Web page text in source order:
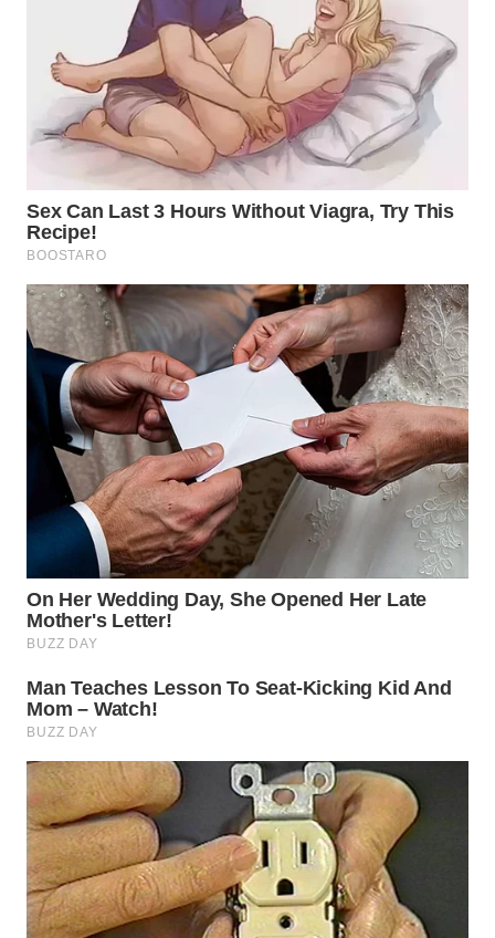
KARO
WN
SIMALUNGUN
WN
LABUHANBATU
TAPANULI
TENGAH
WN DELI
SERDANG
WN
TEBING
TINGGI
WN
WN
WN
BOGOR
WN
DEPOK